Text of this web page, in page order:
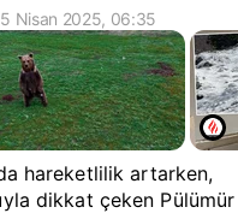
Nisan 2025, 06:35
hareketlilik artarken,
dikkat çeken Pülümür